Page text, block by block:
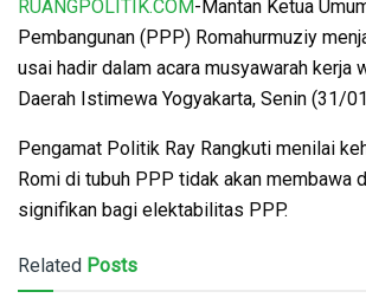
RUANGPOLITIK.COM-Mantan Ketua
Pembangunan (PPP) Romahurmuziy
usai hadir dalam acara musyawarah kerja
Daerah Istimewa Yogyakarta, Senin (31/
Pengamat Politik Ray Rangkuti menilai
Romi di tubuh PPP tidak akan membawa
signifikan bagi elektabilitas PPP.
Related Posts